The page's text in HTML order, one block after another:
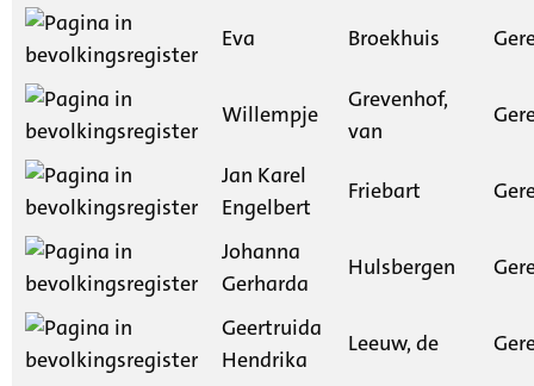
Eva Broekhuis
Willempje
Grevenhof,
van
Jan Karel
Engelbert
Friebart
Johanna
Gerharda
Hulsbergen
Geertruida
Hendrika
Leeuw, de